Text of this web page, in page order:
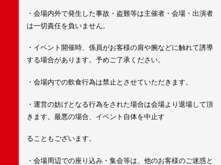
・会場内外で発生した事故・盗難等は主催者・会場・出演者
は一切責任を負いません。
・イベント開催時、係員がお客様の肩や腕などに触れて誘導
する場合があります。予めご了承ください。
・会場内での飲食行為は禁止とさせていただきます。
・運営の妨げとなる行為をされた場合は会場より退場して頂
きます。最悪の場合、イベント自体を中止す
ることもございます。
・会場周辺での座り込み・集会等は、他のお客様のご迷惑と